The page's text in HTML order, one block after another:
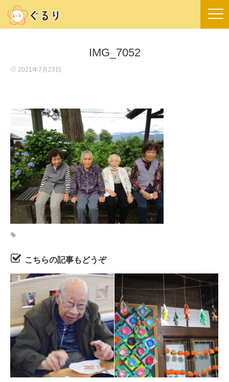
IMG_7052
2021年7月23日
こちらの記事もどうぞ